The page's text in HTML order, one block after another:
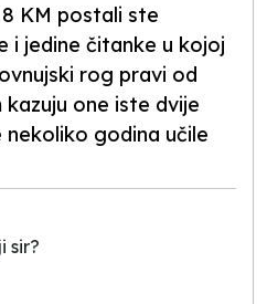
KM postali ste
i jedine čitanke u kojoj
rog pravi od
one iste dvije
godina učile
sir?